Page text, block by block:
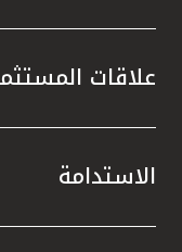
علاقات
الاستدامة